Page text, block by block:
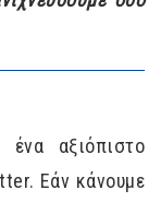
αξιόπιστο
Εάν κάνουμε